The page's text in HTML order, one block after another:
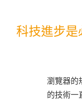
科技進步
瀏覽器的
的技術一